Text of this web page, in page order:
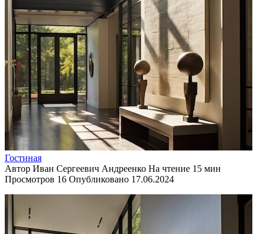
Гостиная
Автор Иван Сергеевич Андреенко На чтение 15 мин
Просмотров 16 Опубликовано 17.06.2024